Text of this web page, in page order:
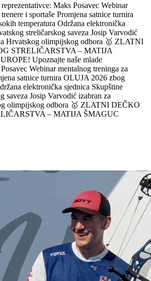
Maks Posavec Webinar
i sportaše Promjena satnice turnira
temperatura Održana elektronička
streličarskog saveza Josip Varvodić
Hrvatskog olimpijskog odbora 🥇 ZLATNI
STRELIČARSTVA – MATIJA
Upoznajte naše mlade
Webinar mentalnog treninga za
satnice turnira OLUJA 2026 zbog
elektronička sjednica Skupštine
saveza Josip Varvodić izabran za
olimpijskog odbora 🥇 ZLATNI DEČKO
– MATIJA ŠMAGUC